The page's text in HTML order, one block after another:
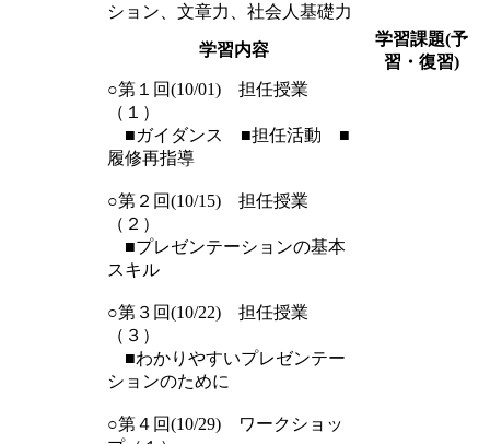
ション、文章力、社会人基礎力
学習内容
学習課題(予
習・復習)
○第１回(10/01) 担任授業
（１）
■ガイダンス ■担任活動 ■
履修再指導
○第２回(10/15) 担任授業
（２）
■プレゼンテーションの基本
スキル
○第３回(10/22) 担任授業
（３）
■わかりやすいプレゼンテー
ションのために
○第４回(10/29) ワークショッ